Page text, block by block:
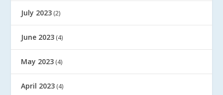
July 2023 (2)
June 2023 (4)
May 2023 (4)
April 2023 (4)